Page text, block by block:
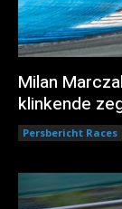
Milan
klinkende
Persbericht Races